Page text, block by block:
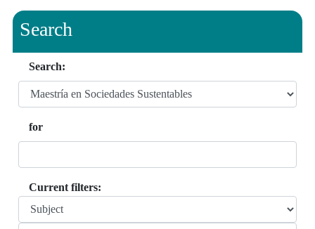
Search
Search:
for
Current filters: